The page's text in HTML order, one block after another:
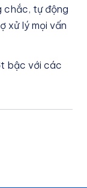
chắc, tự động
xử lý mọi vấn
bậc với các